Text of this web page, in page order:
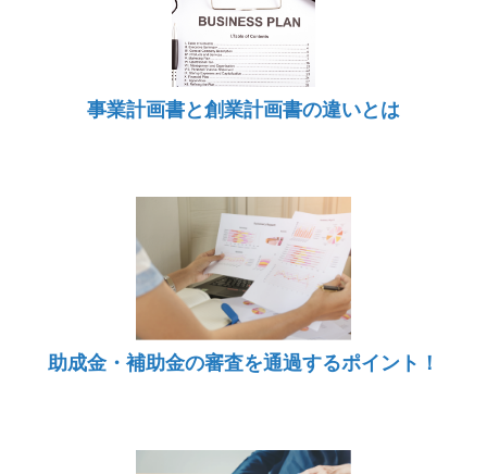
事業計画書と創業計画書の違いとは
助成金・補助金の審査を通過するポイント！